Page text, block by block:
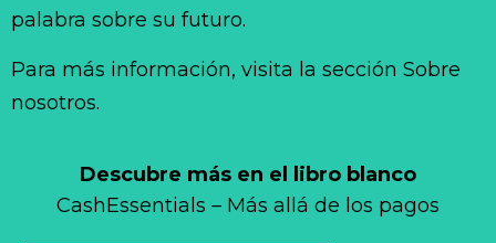
Descubre más en el libro blanco
CashEssentials – Más allá de los pagos
palabra sobre su futuro.
Para más información, visita la sección Sobre
nosotros.